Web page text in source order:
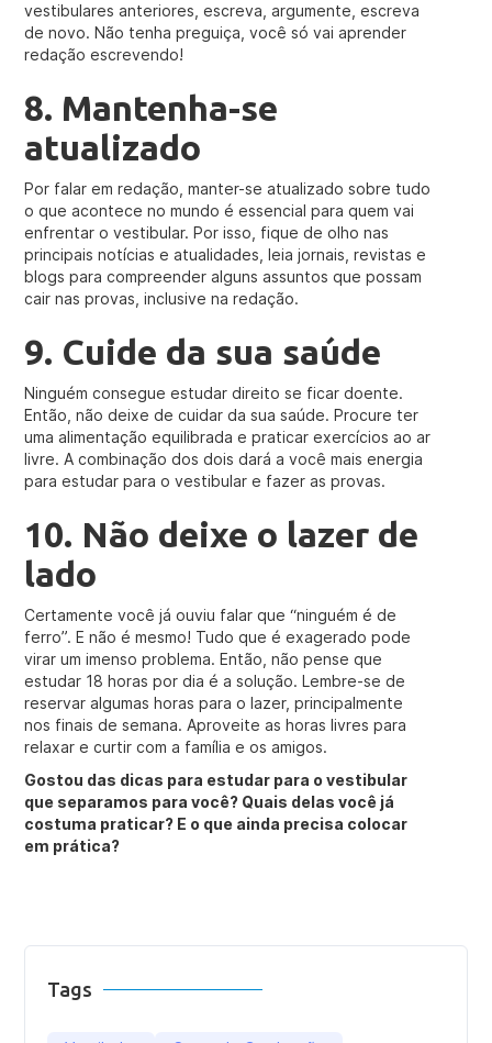
vestibulares anteriores, escreva, argumente, escreva
de novo. Não tenha preguiça, você só vai aprender
redação escrevendo!
8. Mantenha-se
atualizado
Por falar em redação, manter-se atualizado sobre tudo
o que acontece no mundo é essencial para quem vai
enfrentar o vestibular. Por isso, fique de olho nas
principais notícias e atualidades, leia jornais, revistas e
blogs para compreender alguns assuntos que possam
cair nas provas, inclusive na redação.
9. Cuide da sua saúde
Ninguém consegue estudar direito se ficar doente.
Então, não deixe de cuidar da sua saúde. Procure ter
uma alimentação equilibrada e praticar exercícios ao ar
livre. A combinação dos dois dará a você mais energia
para estudar para o vestibular e fazer as provas.
10. Não deixe o lazer de
lado
Certamente você já ouviu falar que “ninguém é de
ferro”. E não é mesmo! Tudo que é exagerado pode
virar um imenso problema. Então, não pense que
estudar 18 horas por dia é a solução. Lembre-se de
reservar algumas horas para o lazer, principalmente
nos finais de semana. Aproveite as horas livres para
relaxar e curtir com a família e os amigos.
Gostou das dicas para estudar para o vestibular
que separamos para você? Quais delas você já
costuma praticar? E o que ainda precisa colocar
em prática?
Tags